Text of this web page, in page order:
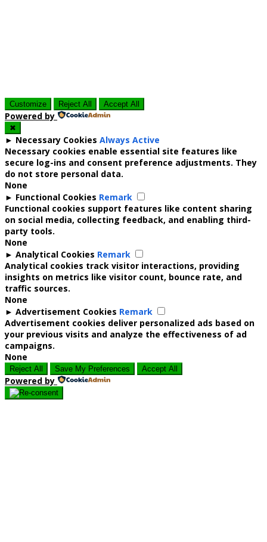
Customize Reject All Accept All
Powered by
✖
► Necessary Cookies Always Active
Necessary cookies enable essential site features like
secure log-ins and consent preference adjustments. They
do not store personal data.
None
► Functional Cookies Remark
Functional cookies support features like content sharing
on social media, collecting feedback, and enabling third-
party tools.
None
► Analytical Cookies Remark
Analytical cookies track visitor interactions, providing
insights on metrics like visitor count, bounce rate, and
traffic sources.
None
► Advertisement Cookies Remark
Advertisement cookies deliver personalized ads based on
your previous visits and analyze the effectiveness of ad
campaigns.
None
Reject All Save My Preferences Accept All
Powered by